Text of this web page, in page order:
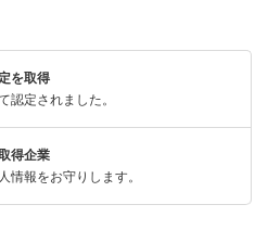
を取得
認定されました。
得企業
情報をお守りします。